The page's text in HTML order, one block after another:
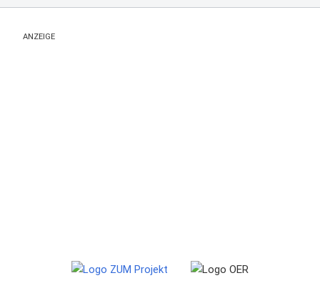
ANZEIGE